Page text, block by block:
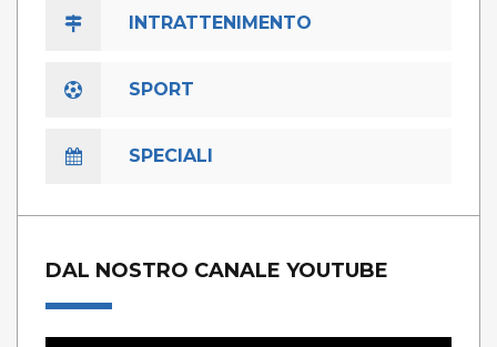
INTRATTENIMENTO
SPORT
SPECIALI
DAL NOSTRO CANALE YOUTUBE